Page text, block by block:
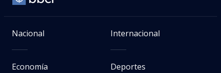
Nacional Internacional
Economía Deportes